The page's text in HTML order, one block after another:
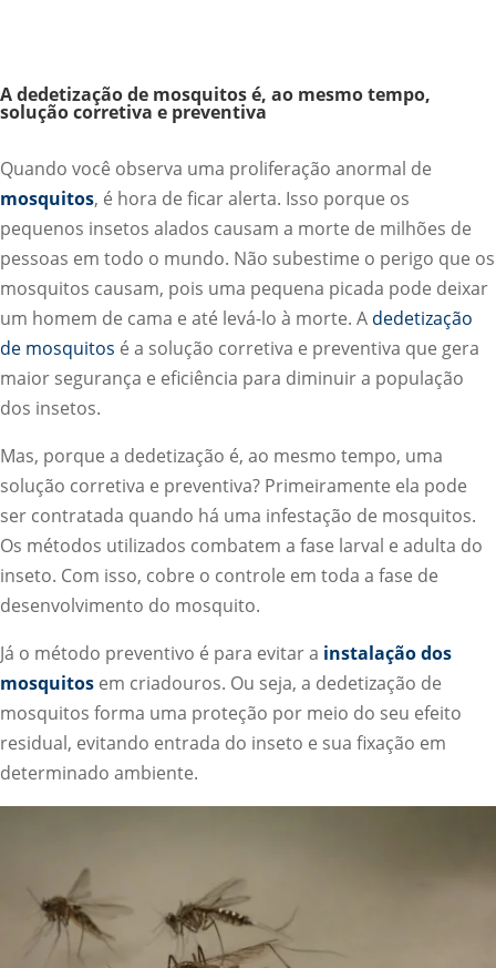
A dedetização de mosquitos é, ao mesmo tempo,
solução corretiva e preventiva
Quando você observa uma proliferação anormal de
mosquitos, é hora de ficar alerta. Isso porque os
pequenos insetos alados causam a morte de milhões de
pessoas em todo o mundo. Não subestime o perigo que os
mosquitos causam, pois uma pequena picada pode deixar
um homem de cama e até levá-lo à morte. A dedetização
de mosquitos é a solução corretiva e preventiva que gera
maior segurança e eficiência para diminuir a população
dos insetos.
Mas, porque a dedetização é, ao mesmo tempo, uma
solução corretiva e preventiva? Primeiramente ela pode
ser contratada quando há uma infestação de mosquitos.
Os métodos utilizados combatem a fase larval e adulta do
inseto. Com isso, cobre o controle em toda a fase de
desenvolvimento do mosquito.
Já o método preventivo é para evitar a instalação dos
mosquitos em criadouros. Ou seja, a dedetização de
mosquitos forma uma proteção por meio do seu efeito
residual, evitando entrada do inseto e sua fixação em
determinado ambiente.